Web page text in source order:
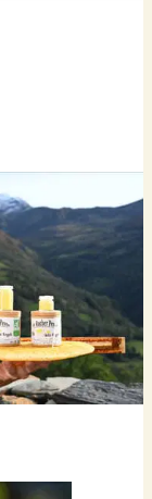
reçu le label